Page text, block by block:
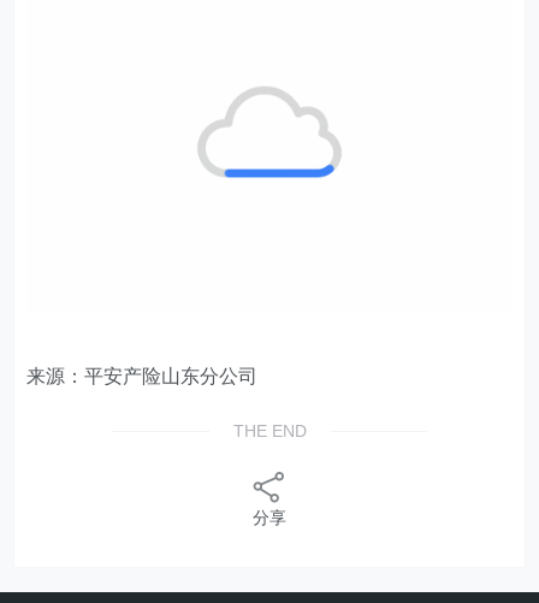
来源：平安产险山东分公司
THE END
分享